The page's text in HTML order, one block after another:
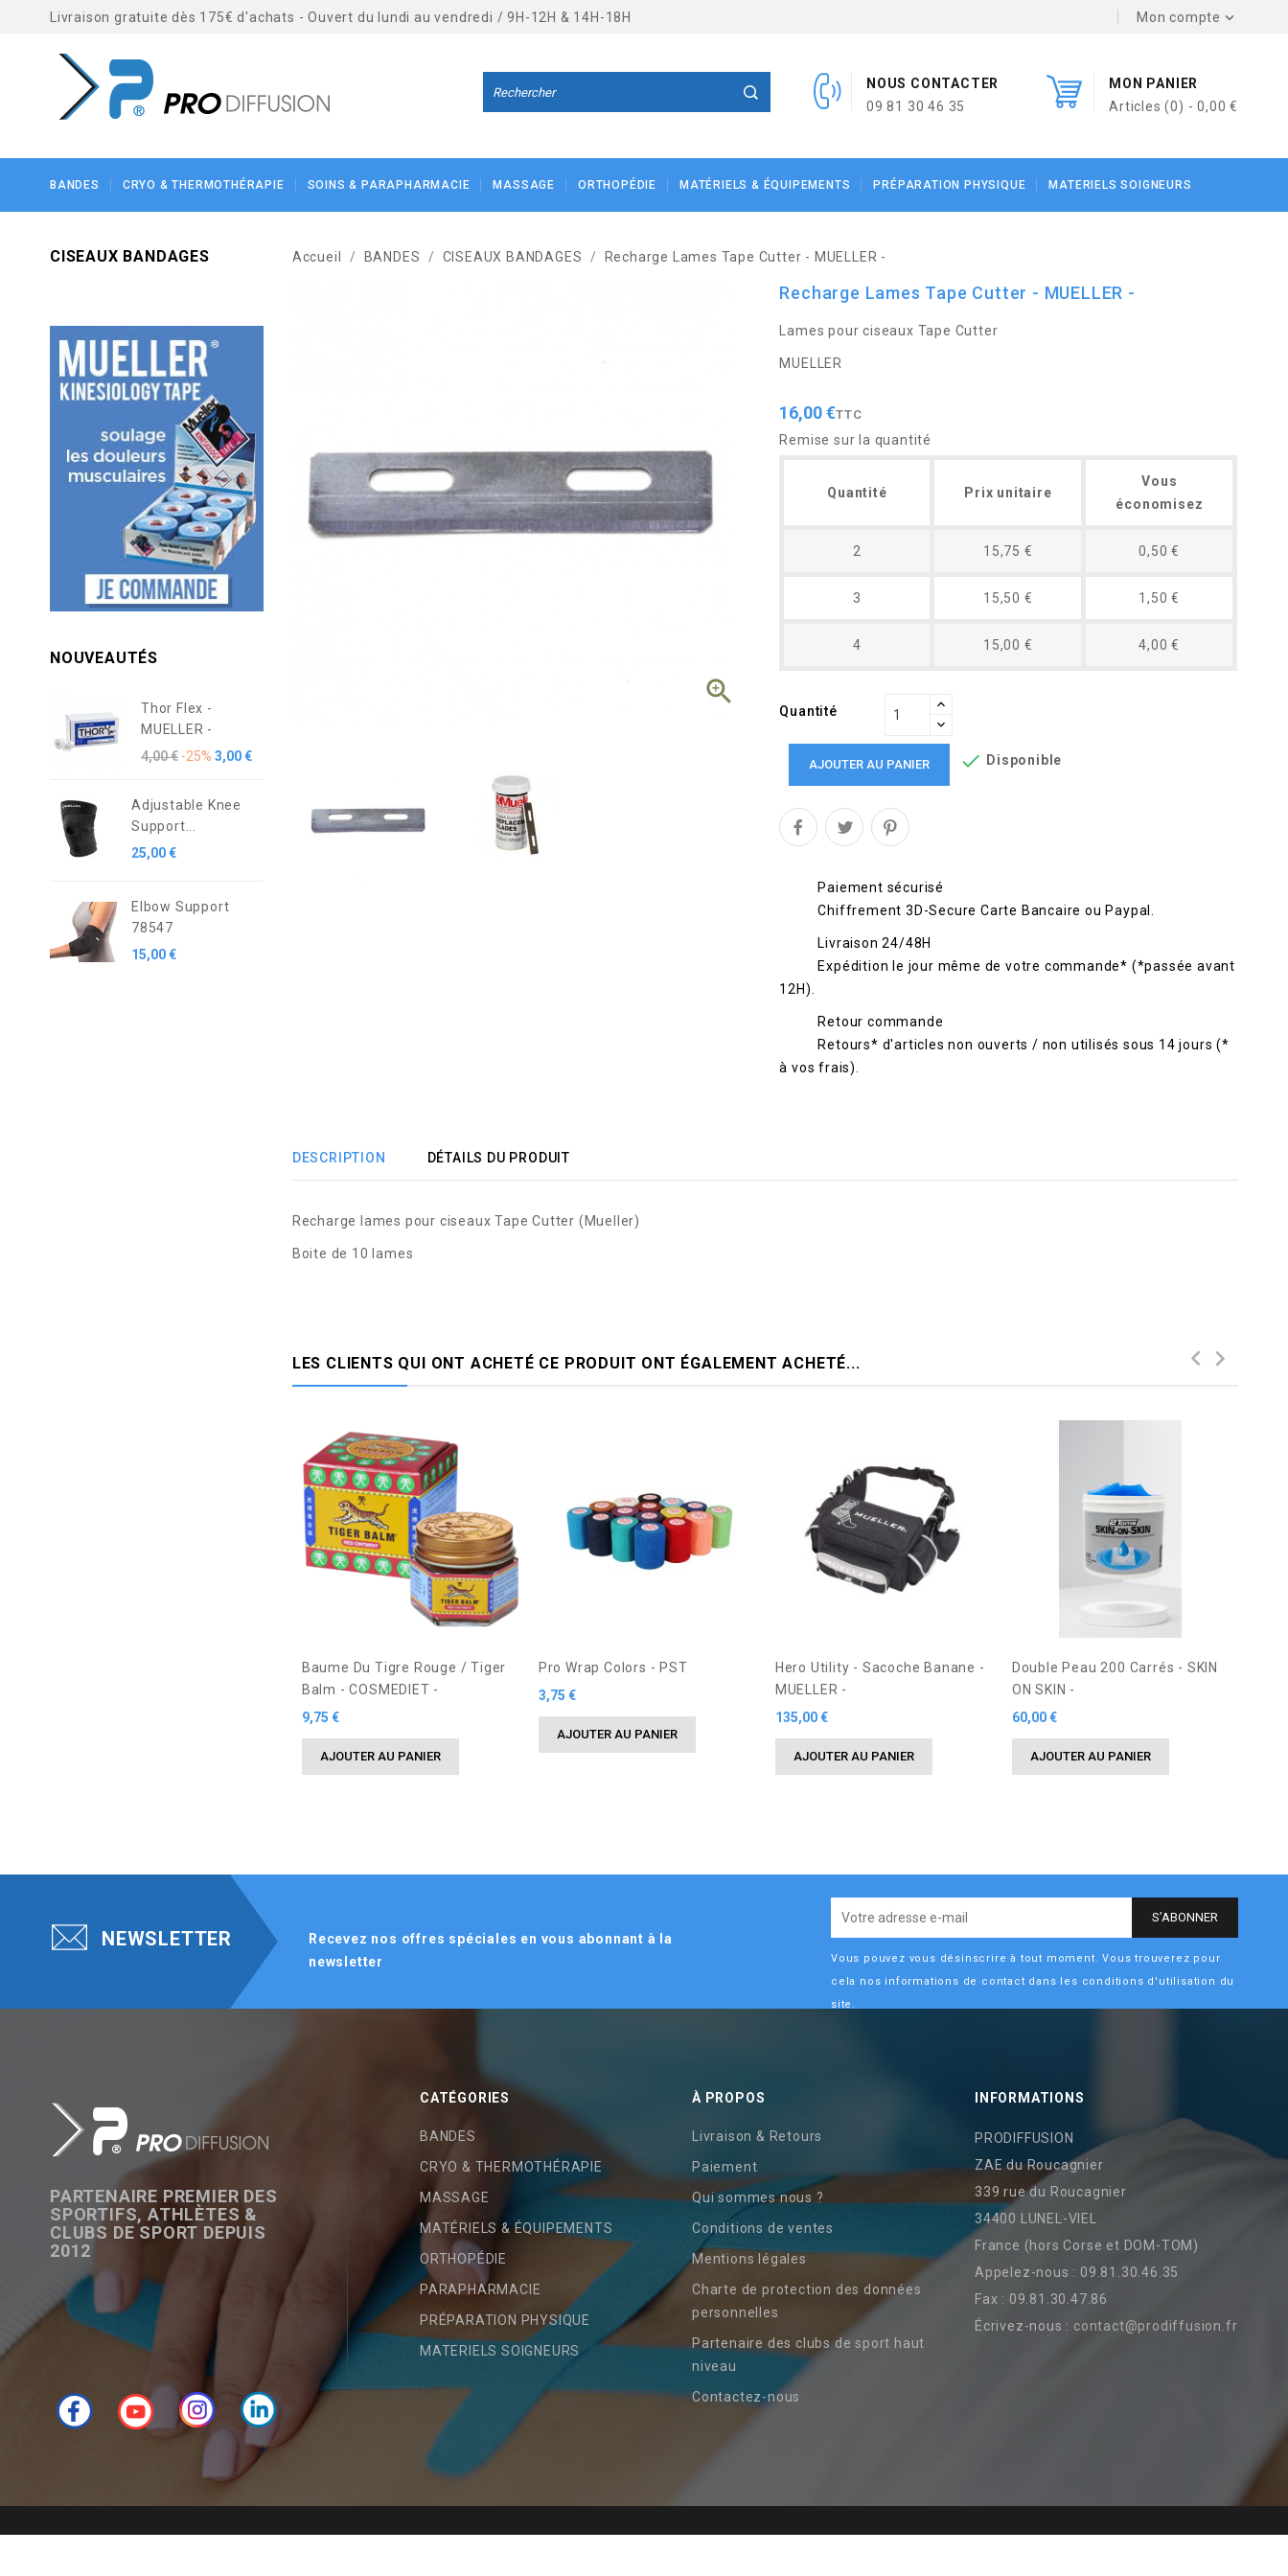
Livraison gratuite dès 175€ d'achats - Ouvert du lundi au vendredi / 9H-12H & 14H-18H Mon compte 
MON PANIER
Articles (0) - 0,00 €
NOUS CONTACTER
09 81 30 46 35
BANDES CRYO & THERMOTHÉRAPIE SOINS & PARAPHARMACIE MASSAGE ORTHOPÉDIE MATÉRIELS & ÉQUIPEMENTS PRÉPARATION PHYSIQUE MATERIELS SOIGNEURS
CISEAUX BANDAGES
NOUVEAUTÉS
Thor Flex -
MUELLER -
4,00 € -25% 3,00 €
Adjustable Knee
Support...
25,00 €
Elbow Support
78547
15,00 €
Accueil BANDES CISEAUX BANDAGES Recharge Lames Tape Cutter - MUELLER -

Recharge Lames Tape Cutter - MUELLER -
Lames pour ciseaux Tape Cutter
MUELLER
16,00 €TTC
Remise sur la quantité
Quantité Prix unitaire
Vous
économisez
2 15,75 € 0,50 €
3 15,50 € 1,50 €
4 15,00 € 4,00 €
Quantité
AJOUTER AU PANIER  Disponible
Paiement sécurisé
Chiffrement 3D-Secure Carte Bancaire ou Paypal.
Livraison 24/48H
Expédition le jour même de votre commande* (*passée avant
12H).
Retour commande
Retours* d'articles non ouverts / non utilisés sous 14 jours (*
à vos frais).
DESCRIPTION DÉTAILS DU PRODUIT
Recharge lames pour ciseaux Tape Cutter (Mueller)
Boite de 10 lames
LES CLIENTS QUI ONT ACHETÉ CE PRODUIT ONT ÉGALEMENT ACHETÉ...
Baume Du Tigre Rouge / Tiger
Balm - COSMEDIET -
Prix
9,75 €
AJOUTER AU PANIER
Pro Wrap Colors - PST
Prix
3,75 €
AJOUTER AU PANIER
Hero Utility - Sacoche Banane -
MUELLER -
Prix
135,00 €
AJOUTER AU PANIER
Double Peau 200 Carrés - SKIN
ON SKIN -
Prix
60,00 €
AJOUTER AU PANIER
NEWSLETTER
Recevez nos offres spéciales en vous abonnant à la
newsletter
Vous pouvez vous désinscrire à tout moment. Vous trouverez pour
cela nos informations de contact dans les conditions d'utilisation du
site.
PARTENAIRE PREMIER DES
SPORTIFS, ATHLÈTES &
CLUBS DE SPORT DEPUIS
2012
Facebook YouTube Instagram LinkedIn
CATÉGORIES
BANDES
CRYO & THERMOTHÉRAPIE
MASSAGE
MATÉRIELS & ÉQUIPEMENTS
ORTHOPÉDIE
PARAPHARMACIE
PRÉPARATION PHYSIQUE
MATERIELS SOIGNEURS
À PROPOS
Livraison & Retours
Paiement
Qui sommes nous ?
Conditions de ventes
Mentions légales
Charte de protection des données
personnelles
Partenaire des clubs de sport haut
niveau
Contactez-nous
INFORMATIONS
PRODIFFUSION
ZAE du Roucagnier
339 rue du Roucagnier
34400 LUNEL-VIEL
France (hors Corse et DOM-TOM)
Appelez-nous : 09.81.30.46.35
Fax : 09.81.30.47.86
Écrivez-nous : contact@prodiffusion.fr